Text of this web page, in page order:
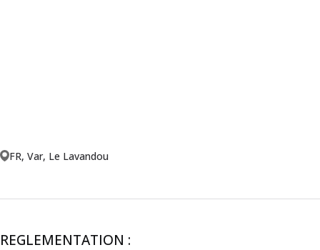
FR, Var, Le Lavandou
REGLEMENTATION :